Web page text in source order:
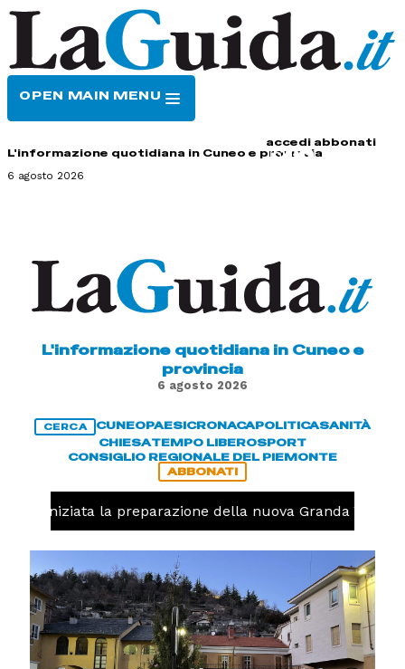
OPEN MAIN MENU
accedi abbonati
L'informazione quotidiana in Cuneo e provincia
6 agosto 2026
L'informazione quotidiana in Cuneo e
provincia
6 agosto 2026
CERCA CUNEOPAESICRONACAPOLITICASANITÀ
CHIESATEMPO LIBEROSPORT
CONSIGLIO REGIONALE DEL PIEMONTE
ABBONATI
iniziata la preparazione della nuova Granda Volley